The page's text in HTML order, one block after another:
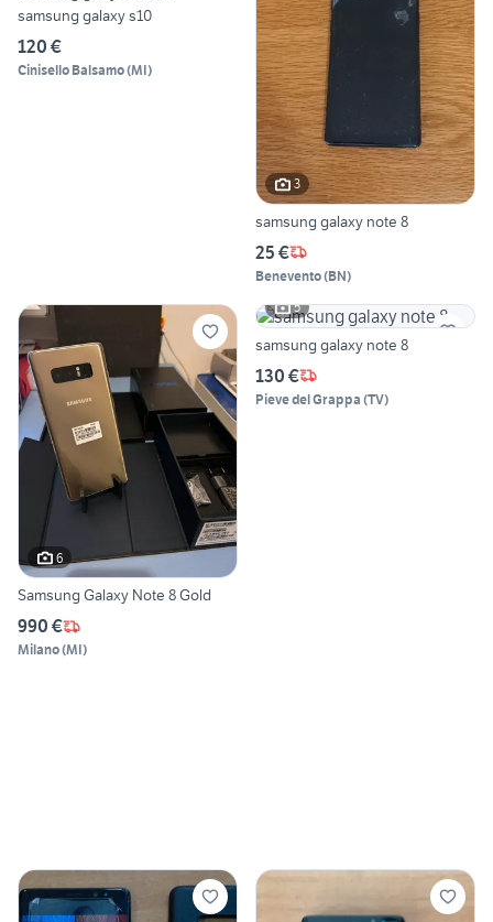
samsung galaxy s10
120 €
Cinisello Balsamo(MI)
3
samsung galaxy note 8
25 €
Benevento(BN)
6
Samsung Galaxy Note 8 Gold
990 €
Milano(MI)
5
samsung galaxy note 8
130 €
Pieve del Grappa (TV)